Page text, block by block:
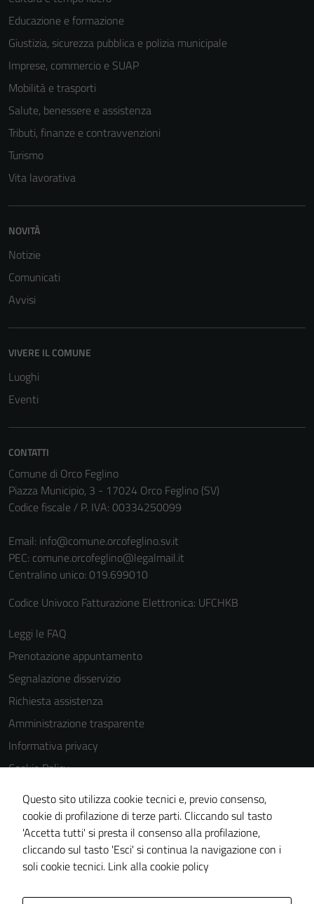
Educazione e formazione
Giustizia, sicurezza pubblica e polizia municipale
Imprese, commercio e SUAP
Mobilità e trasporti
Salute, benessere e assistenza
Tributi, finanze e contravvenzioni
Turismo
Vita lavorativa
NOVITÀ
Notizie
Comunicati
Avvisi
VIVERE IL COMUNE
Luoghi
Eventi
CONTATTI
Comune di Orco Feglino
Piazza Municipio, 3 - 17024 Orco Feglino (SV)
Codice fiscale / P. IVA: 00334250099
Email: info@comune.orcofeglino.sv.it
PEC: comune.orcofeglino@legalmail.it
Centralino unico: 019.699010
Codice Univoco Fatturazione Elettronica: UFCHKB
Leggi le FAQ
Prenotazione appuntamento
Segnalazione disservizio
Richiesta assistenza
Amministrazione trasparente
Informativa privacy
Cookie Policy
Note legali
Dichiarazione di accessibilità
Piano di miglioramento del sito
Statistiche sito web
Questo sito utilizza cookie tecnici e, previo consenso,
cookie di profilazione di terze parti. Cliccando sul tasto
'Accetta tutti' si presta il consenso alla profilazione,
cliccando sul tasto 'Esci' si continua la navigazione con i
soli cookie tecnici. Link alla cookie policy
Tecnici
Questi cookie
non raccolgono